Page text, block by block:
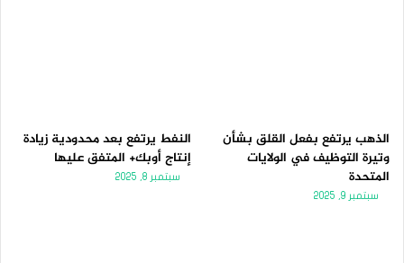
الذهب يرتفع بفعل القلق بشأن
وتيرة التوظيف في الولايات
المتحدة
سبتمبر 9, 2025
النفط يرتفع بعد محدودية زيادة
إنتاج أوبك+ المتفق عليها
سبتمبر 8, 2025